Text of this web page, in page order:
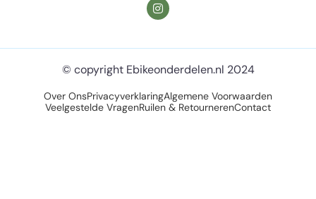
© copyright Ebikeonderdelen.nl 2024
Over OnsPrivacyverklaringAlgemene Voorwaarden
Veelgestelde VragenRuilen & RetournerenContact